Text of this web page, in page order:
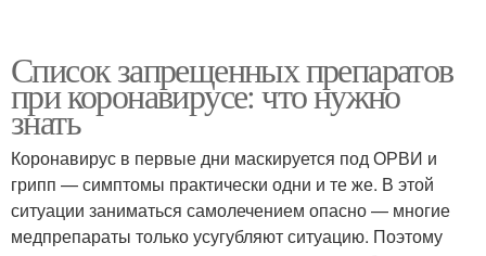
Список запрещенных препаратов
при коронавирусе: что нужно
знать
Коронавирус в первые дни маскируется под ОРВИ и
грипп — симптомы практически одни и те же. В этой
ситуации заниматься самолечением опасно — многие
медпрепараты только усугубляют ситуацию. Поэтому